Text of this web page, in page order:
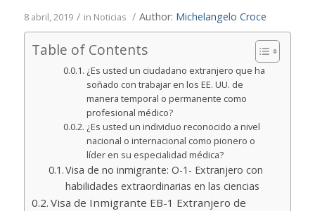
8 abril, 2019 / in Noticias / Author: Michelangelo Croce
Table of Contents
¿Es usted un ciudadano extranjero que ha
soñado con trabajar en los EE. UU. de
manera temporal o permanente como
profesional médico?
¿Es usted un individuo reconocido a nivel
nacional o internacional como pionero o
líder en su especialidad médica?
Visa de no inmigrante: O-1- Extranjero con
habilidades extraordinarias en las ciencias
Visa de Inmigrante EB-1 Extranjero de